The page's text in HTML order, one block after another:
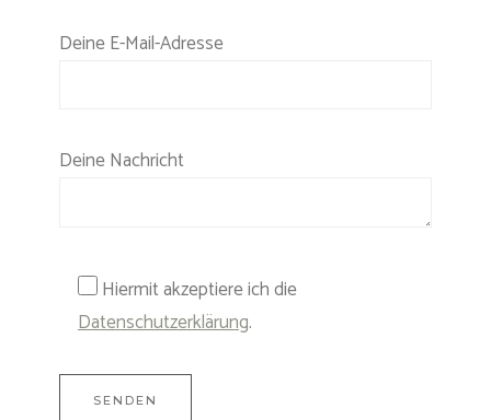
Deine E-Mail-Adresse
Deine Nachricht
Hiermit akzeptiere ich die
Datenschutzerklärung.